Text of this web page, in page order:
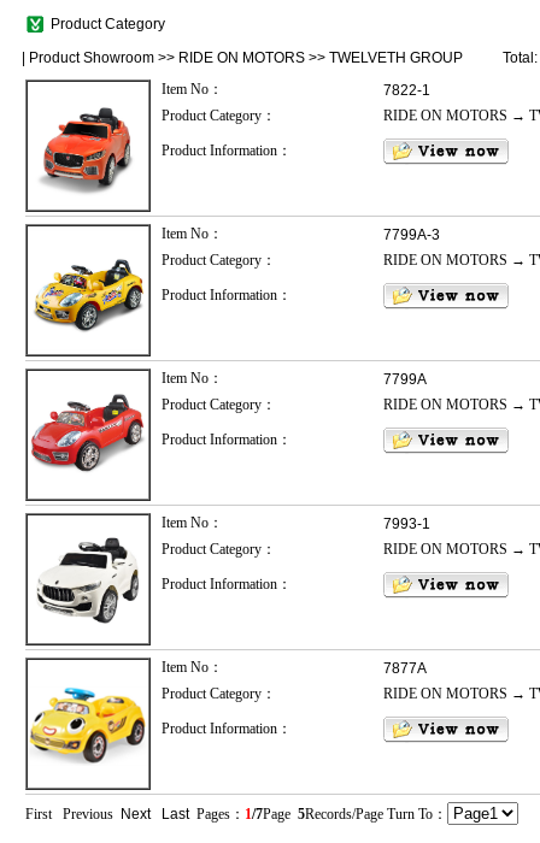
Product Category
Product Showroom >> RIDE ON MOTORS >> TWELVETH GROUP
Item No：
7822-1
Product Category：
RIDE ON MOTORS →
Product Information：
Item No：
7799A-3
Product Category：
RIDE ON MOTORS →
Product Information：
Item No：
7799A
Product Category：
RIDE ON MOTORS →
Product Information：
Item No：
7993-1
Product Category：
RIDE ON MOTORS →
Product Information：
Item No：
7877A
Product Category：
RIDE ON MOTORS →
Product Information：
First Previous Next LastPages： 1/7Page 5Records/Page Turn To：